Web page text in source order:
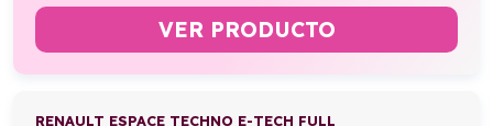
VER PRODUCTO
RENAULT ESPACE TECHNO E-TECH FULL